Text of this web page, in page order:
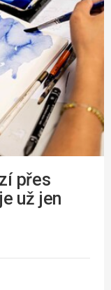
přes
už jen